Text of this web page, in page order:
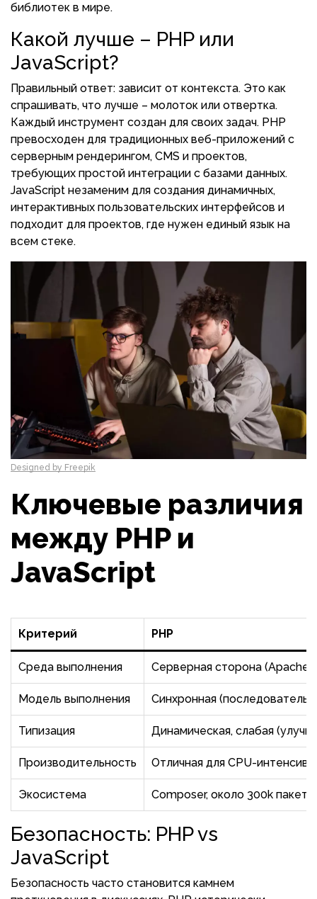
библиотек в мире.
Какой лучше – PHP или
JavaScript?
Правильный ответ: зависит от контекста. Это как
спрашивать, что лучше – молоток или отвертка.
Каждый инструмент создан для своих задач. PHP
превосходен для традиционных веб-приложений с
серверным рендерингом, CMS и проектов,
требующих простой интеграции с базами данных.
JavaScript незаменим для создания динамичных,
интерактивных пользовательских интерфейсов и
подходит для проектов, где нужен единый язык на
всем стеке.
Designed by Freepik
Ключевые различия
между PHP и
JavaScript
Критерий PHP
Среда выполнения Серверная сторона (Apache,
Модель выполнения Синхронная
Типизация Динамическая, слабая
Производительность Отличная для CPU-
Экосистема Composer, около 300k
Безопасность: PHP vs
JavaScript
Безопасность часто становится камнем